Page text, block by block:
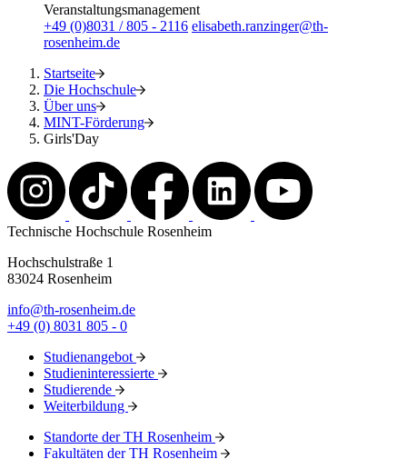
Veranstaltungsmanagement
+49 (0)8031 / 805 - 2116 elisabeth.ranzinger@th-
rosenheim.de
Startseite
Die Hochschule
Über uns
MINT-Förderung
Girls'Day
Technische Hochschule Rosenheim
Hochschulstraße 1
83024 Rosenheim
info@th-rosenheim.de
+49 (0) 8031 805 - 0
Studienangebot
Studieninteressierte
Studierende
Weiterbildung
Standorte der TH Rosenheim
Fakultäten der TH Rosenheim